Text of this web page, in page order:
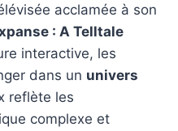
acclamée à son
: A Telltale
interactive, les
dans un univers
reflète les
complexe et